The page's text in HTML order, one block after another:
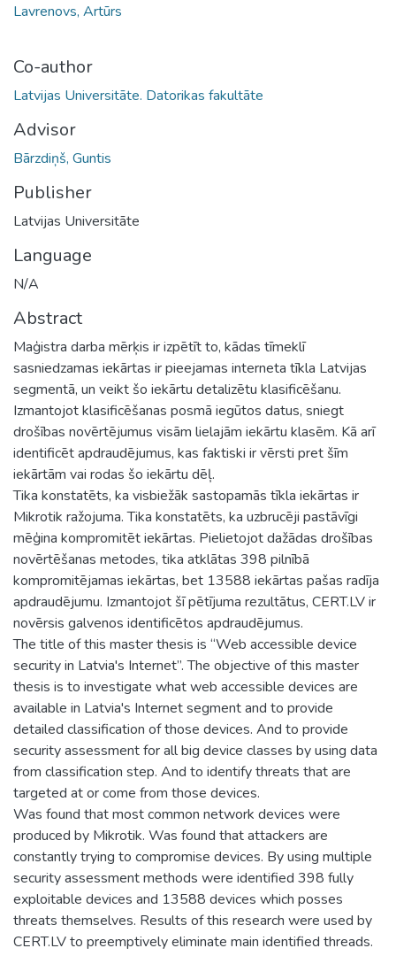
Lavrenovs, Artūrs
Co-author
Latvijas Universitāte. Datorikas fakultāte
Advisor
Bārzdiņš, Guntis
Publisher
Latvijas Universitāte
Language
N/A
Abstract
Maģistra darba mērķis ir izpētīt to, kādas tīmeklī
sasniedzamas iekārtas ir pieejamas interneta tīkla Latvijas
segmentā, un veikt šo iekārtu detalizētu klasificēšanu.
Izmantojot klasificēšanas posmā iegūtos datus, sniegt
drošības novērtējumus visām lielajām iekārtu klasēm. Kā arī
identificēt apdraudējumus, kas faktiski ir vērsti pret šīm
iekārtām vai rodas šo iekārtu dēļ.
Tika konstatēts, ka visbiežāk sastopamās tīkla iekārtas ir
Mikrotik ražojuma. Tika konstatēts, ka uzbrucēji pastāvīgi
mēģina kompromitēt iekārtas. Pielietojot dažādas drošības
novērtēšanas metodes, tika atklātas 398 pilnībā
kompromitējamas iekārtas, bet 13588 iekārtas pašas radīja
apdraudējumu. Izmantojot šī pētījuma rezultātus, CERT.LV ir
novērsis galvenos identificētos apdraudējumus.
The title of this master thesis is “Web accessible device
security in Latvia's Internet”. The objective of this master
thesis is to investigate what web accessible devices are
available in Latvia's Internet segment and to provide
detailed classification of those devices. And to provide
security assessment for all big device classes by using data
from classification step. And to identify threats that are
targeted at or come from those devices.
Was found that most common network devices were
produced by Mikrotik. Was found that attackers are
constantly trying to compromise devices. By using multiple
security assessment methods were identified 398 fully
exploitable devices and 13588 devices which posses
threats themselves. Results of this research were used by
CERT.LV to preemptively eliminate main identified threads.